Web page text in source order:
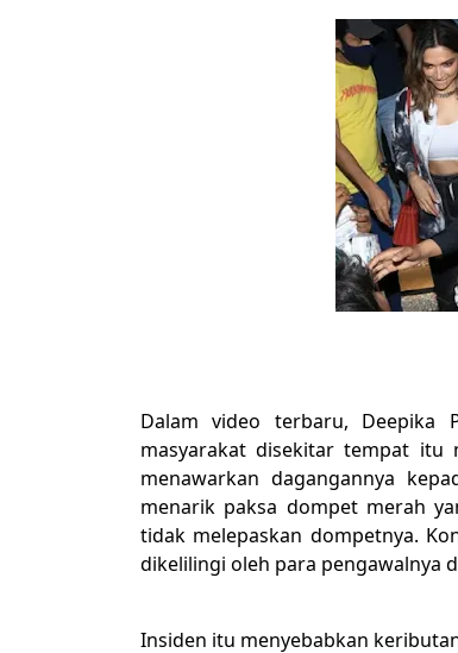
Dalam video terbaru, Deepika
masyarakat disekitar tempat itu
menawarkan dagangannya
menarik paksa dompet merah
tidak melepaskan dompetnya.
dikelilingi oleh para pengawalnya
Insiden itu menyebabkan